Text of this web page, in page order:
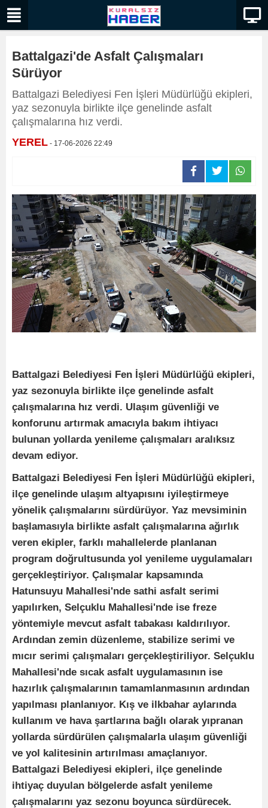
Battalgazi'de Asfalt Çalışmaları
Sürüyor
Battalgazi Belediyesi Fen İşleri Müdürlüğü ekipleri,
yaz sezonuyla birlikte ilçe genelinde asfalt
çalışmalarına hız verdi.
YEREL - 17-06-2026 22:49
Battalgazi Belediyesi Fen İşleri Müdürlüğü ekipleri,
yaz sezonuyla birlikte ilçe genelinde asfalt
çalışmalarına hız verdi. Ulaşım güvenliği ve
konforunu artırmak amacıyla bakım ihtiyacı
bulunan yollarda yenileme çalışmaları aralıksız
devam ediyor.
Battalgazi Belediyesi Fen İşleri Müdürlüğü ekipleri,
ilçe genelinde ulaşım altyapısını iyileştirmeye
yönelik çalışmalarını sürdürüyor. Yaz mevsiminin
başlamasıyla birlikte asfalt çalışmalarına ağırlık
veren ekipler, farklı mahallelerde planlanan
program doğrultusunda yol yenileme uygulamaları
gerçekleştiriyor. Çalışmalar kapsamında
Hatunsuyu Mahallesi'nde sathi asfalt serimi
yapılırken, Selçuklu Mahallesi'nde ise freze
yöntemiyle mevcut asfalt tabakası kaldırılıyor.
Ardından zemin düzenleme, stabilize serimi ve
mıcır serimi çalışmaları gerçekleştiriliyor. Selçuklu
Mahallesi'nde sıcak asfalt uygulamasının ise
hazırlık çalışmalarının tamamlanmasının ardından
yapılması planlanıyor. Kış ve ilkbahar aylarında
kullanım ve hava şartlarına bağlı olarak yıpranan
yollarda sürdürülen çalışmalarla ulaşım güvenliği
ve yol kalitesinin artırılması amaçlanıyor.
Battalgazi Belediyesi ekipleri, ilçe genelinde
ihtiyaç duyulan bölgelerde asfalt yenileme
çalışmalarını yaz sezonu boyunca sürdürecek.